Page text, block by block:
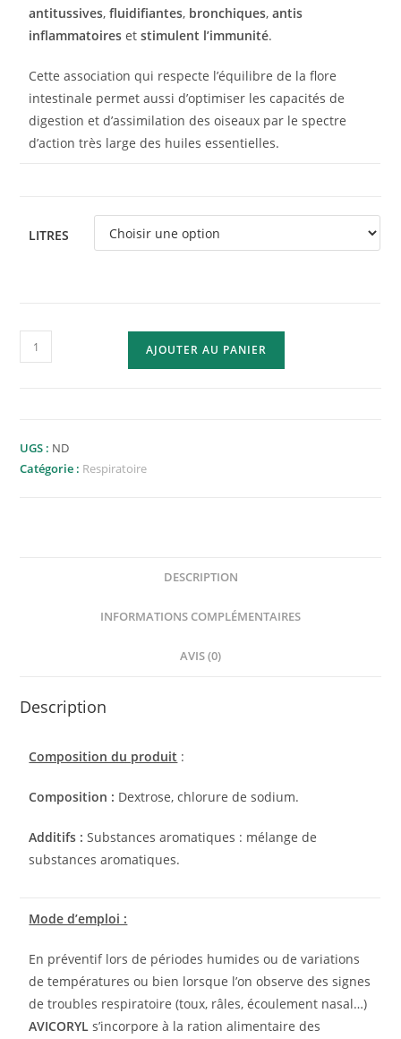
antitussives,fluidifiantes, bronchiques,antis
inflammatoiresetstimulent l’immunité.
Cette association qui respecte l’équilibre de la flore
intestinale permet aussi d’optimiser les capacités de
digestion et d’assimilation des oiseaux par le spectre
d’action très large des huiles essentielles.
LITRES
AJOUTER AU PANIER
UGS : ND
Catégorie : Respiratoire
DESCRIPTION
INFORMATIONS COMPLÉMENTAIRES
AVIS (0)
Description
Composition du produit :
Composition : Dextrose, chlorure de sodium.
Additifs : Substances aromatiques : mélange de
substances aromatiques.
Mode d’emploi :
En préventif lors de périodes humides ou de variations
de températures ou bien lorsque l’on observe des signes
de troubles respiratoire (toux, râles, écoulement nasal…)
AVICORYL s’incorpore à la ration alimentaire des